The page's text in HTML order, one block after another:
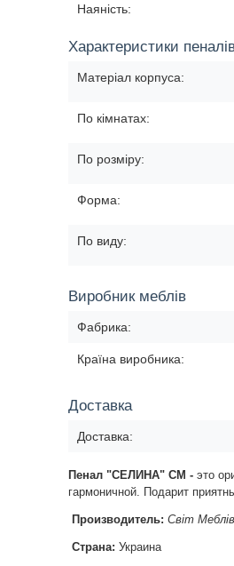
Наяність:
Характеристики
Матеріал корпуса:
По кімнатах:
По розміру:
Форма:
По виду:
Виробник меблів
Фабрика:
Країна виробника:
Доставка
Доставка:
Пенал "СЕЛИНА" СМ - это
гармоничной. Подарит
Производитель: Світ Меблів
Страна: Украина